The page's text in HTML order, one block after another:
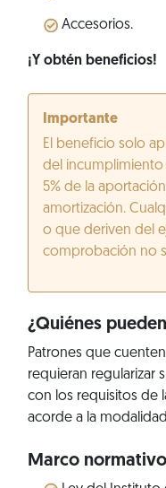
Accesorios.
¡Y obtén beneficios!
Importante
El beneficio solo
del
5% de la
amortización.
o que deriven del
comprobación no
¿Quiénes
Patrones que
requieran regularizar
con los requisitos de
acorde a la
Marco normativo